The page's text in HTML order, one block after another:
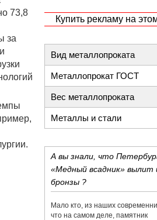
73,8
за
Купить рекламу на
Вид металлопроката
Металлопрокат ГОСТ
Вес металлопроката
Металлы и стали
А вы знали, что
«Медный всадник» вылит
бронзы ?
Мало кто, из наших
что на самом деле, памятник